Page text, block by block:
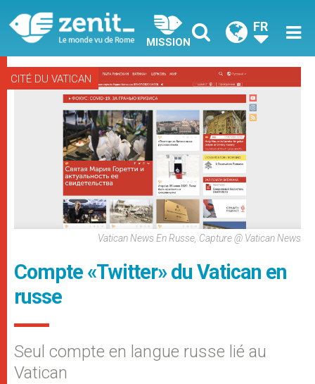
MISSION
FR
CITÉ DU VATICAN
Vatican News En Russe, Capture @ Vatican News
Compte «Twitter» du Vatican en
russe
Seul compte en langue russe lié au
Vatican